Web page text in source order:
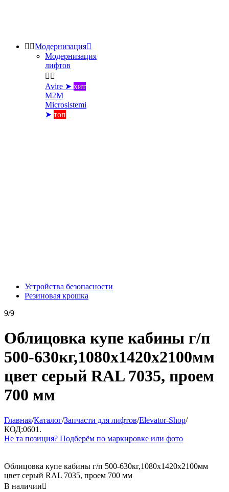
 Модернизация
Модернизация
лифтов
 
Avire ➤ хит
M2M
Microsistemi
➤ топ
Устройства безопасности
Резиновая крошка
9/9
Облицовка купе кабины г/п
500-630кг,1080х1420х2100мм
цвет серый RAL 7035, проем
700 мм
Главная/Каталог/Запчасти для лифтов/Elevator-Shop/
КОД:0601.
Не та позиция? Подберём по маркировке или фото
Облицовка купе кабины г/п 500-630кг,1080х1420х2100мм
цвет серый RAL 7035, проем 700 мм
В наличии